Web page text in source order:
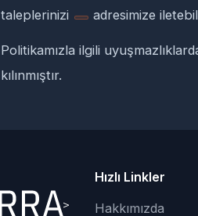
taleplerinizi
adresimize
Politikamızla ilgili
kılınmıştır.
Hızlı Linkler
Hakkımızda